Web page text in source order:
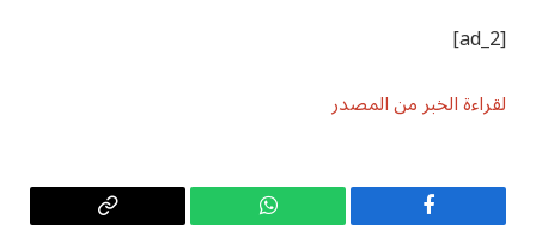
[ad_2]
لقراءة الخبر من المصدر
فيسبوك واتساب
Copy